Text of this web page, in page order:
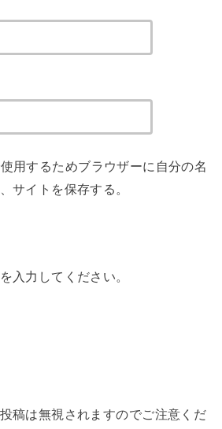
用するためブラウザーに自分の名
サイトを保存する。
入力してください。
稿は無視されますのでご注意くだ